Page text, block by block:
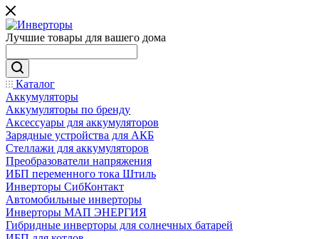
Лучшие товары для вашего дома
Каталог
Аккумуляторы
Аккумуляторы по бренду
Аксессуары для аккумуляторов
Зарядные устройства для АКБ
Стеллажи для аккумуляторов
Преобразователи напряжения
ИБП переменного тока Штиль
Инверторы СибКонтакт
Автомобильные инверторы
Инверторы МАП ЭНЕРГИЯ
Гибридные инверторы для солнечных батарей